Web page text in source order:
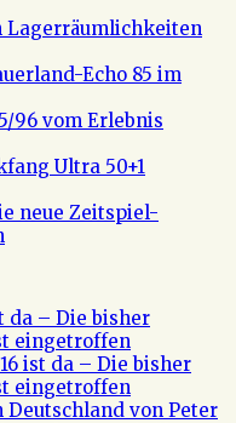
Lagerräumlichkeiten
Echo 85 im
96 vom Erlebnis
Ultra 50+1
neue Zeitspiel-
da – Die bisher
eingetroffen
ist da – Die bisher
eingetroffen
von Peter